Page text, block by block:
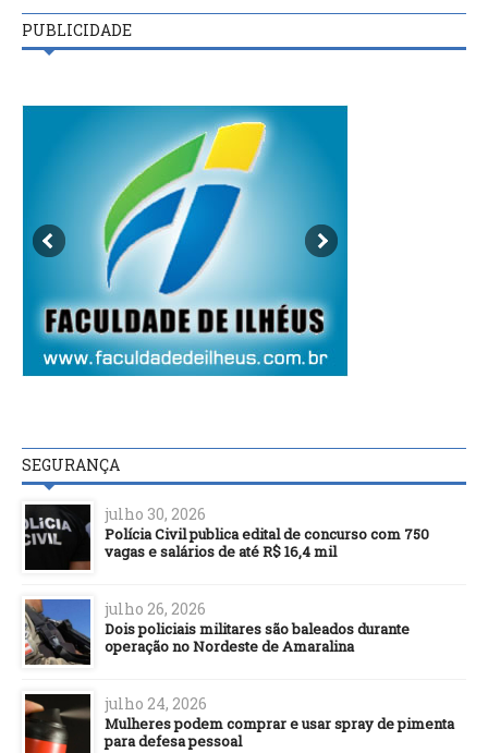
PUBLICIDADE
SEGURANÇA
julho 30, 2026
Polícia Civil publica edital de concurso com 750
vagas e salários de até R$ 16,4 mil
julho 26, 2026
Dois policiais militares são baleados durante
operação no Nordeste de Amaralina
julho 24, 2026
Mulheres podem comprar e usar spray de pimenta
para defesa pessoal